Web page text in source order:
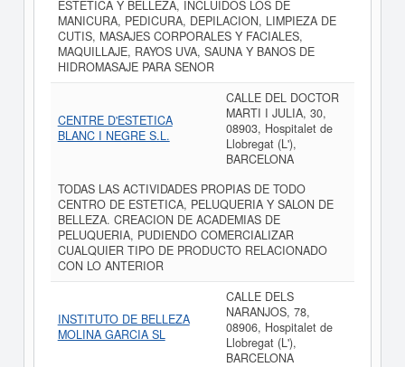
ESTETICA Y BELLEZA, INCLUIDOS LOS DE
MANICURA, PEDICURA, DEPILACION, LIMPIEZA DE
CUTIS, MASAJES CORPORALES Y FACIALES,
MAQUILLAJE, RAYOS UVA, SAUNA Y BANOS DE
HIDROMASAJE PARA SENOR
CENTRE D'ESTETICA
BLANC I NEGRE S.L.
CALLE DEL DOCTOR
MARTI I JULIA, 30,
08903, Hospitalet de
Llobregat (L'),
BARCELONA
TODAS LAS ACTIVIDADES PROPIAS DE TODO
CENTRO DE ESTETICA, PELUQUERIA Y SALON DE
BELLEZA. CREACION DE ACADEMIAS DE
PELUQUERIA, PUDIENDO COMERCIALIZAR
CUALQUIER TIPO DE PRODUCTO RELACIONADO
CON LO ANTERIOR
INSTITUTO DE BELLEZA
MOLINA GARCIA SL
CALLE DELS
NARANJOS, 78,
08906, Hospitalet de
Llobregat (L'),
BARCELONA